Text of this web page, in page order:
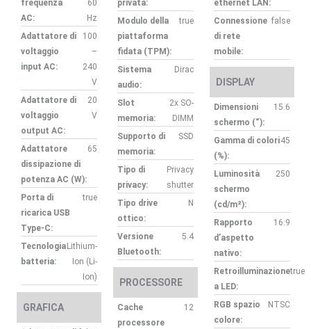
frequenza
AC:
60
Hz
Adattatore di
voltaggio
input AC:
100
–
240
V
Adattatore di
voltaggio
output AC:
20
V
Adattatore
dissipazione di
potenza AC (W):
65
Porta di
ricarica USB
Type-C:
true
Tecnologia
batteria:
Lithium-
Ion (Li-
Ion)
GRAFICA
privata:
Modulo della
piattaforma
fidata (TPM):
true
Sistema
audio:
Dirac
Slot
memoria:
2x SO-
DIMM
Supporto di
memoria:
SSD
Tipo di
privacy:
Privacy
shutter
Tipo drive
ottico:
N
Versione
Bluetooth:
5.4
PROCESSORE
Cache
processore
12
ethernet LAN:
Connessione
di rete
mobile:
false
DISPLAY
Dimensioni
schermo (“):
15.6
Gamma di colori
(%):
45
Luminosità
schermo
(cd/m²):
250
Rapporto
d’aspetto
nativo:
16:9
Retroilluminazione
a LED:
true
RGB spazio
colore:
NTSC